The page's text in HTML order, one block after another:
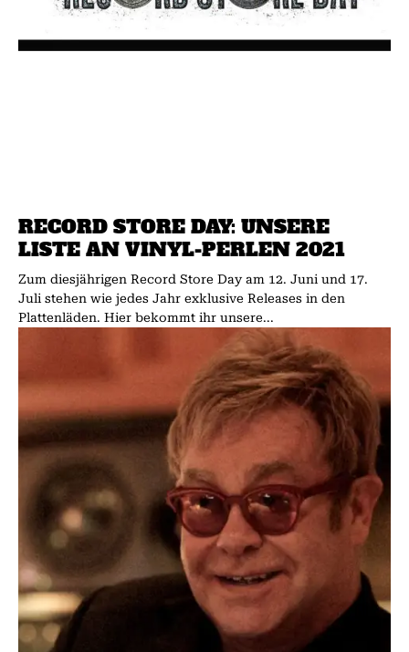
RECORD STORE DAY: UNSERE
LISTE AN VINYL-PERLEN 2021
Zum diesjährigen Record Store Day am 12. Juni und 17.
Juli stehen wie jedes Jahr exklusive Releases in den
Plattenläden. Hier bekommt ihr unsere...